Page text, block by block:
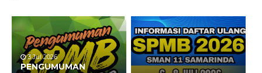
3 Jul 2026
PENGUMUMAN